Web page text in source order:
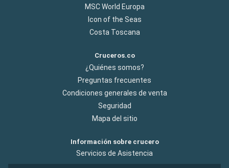
MSC World Europa
Icon of the Seas
Costa Toscana
Cruceros.co
¿Quiénes somos?
Preguntas frecuentes
Condiciones generales de venta
Seguridad
Mapa del sitio
Información sobre crucero
Servicios de Asistencia